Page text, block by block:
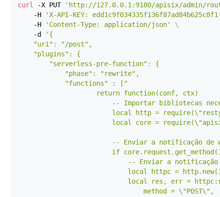
curl -X PUT
'http://127.0.0.1:9180/apisix/admin/
    -H
'X-API-KEY:
    -H
'Content-Type: application/json'
\
    -d